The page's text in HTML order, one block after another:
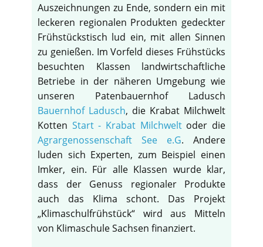
Auszeichnungen zu Ende, sondern ein mit
leckeren regionalen Produkten gedeckter
Frühstückstisch lud ein, mit allen Sinnen
zu genießen. Im Vorfeld dieses Frühstücks
besuchten Klassen landwirtschaftliche
Betriebe in der näheren Umgebung wie
unseren Patenbauernhof Ladusch
Bauernhof Ladusch, die Krabat Milchwelt
Kotten Start - Krabat Milchweltoder die
Agrargenossenschaft See e.G. Andere
luden sich Experten, zum Beispiel einen
Imker, ein. Für alle Klassen wurde klar,
dass der Genuss regionaler Produkte
auch das Klima schont. Das Projekt
„Klimaschulfrühstück“ wird aus Mitteln
von Klimaschule Sachsen finanziert.